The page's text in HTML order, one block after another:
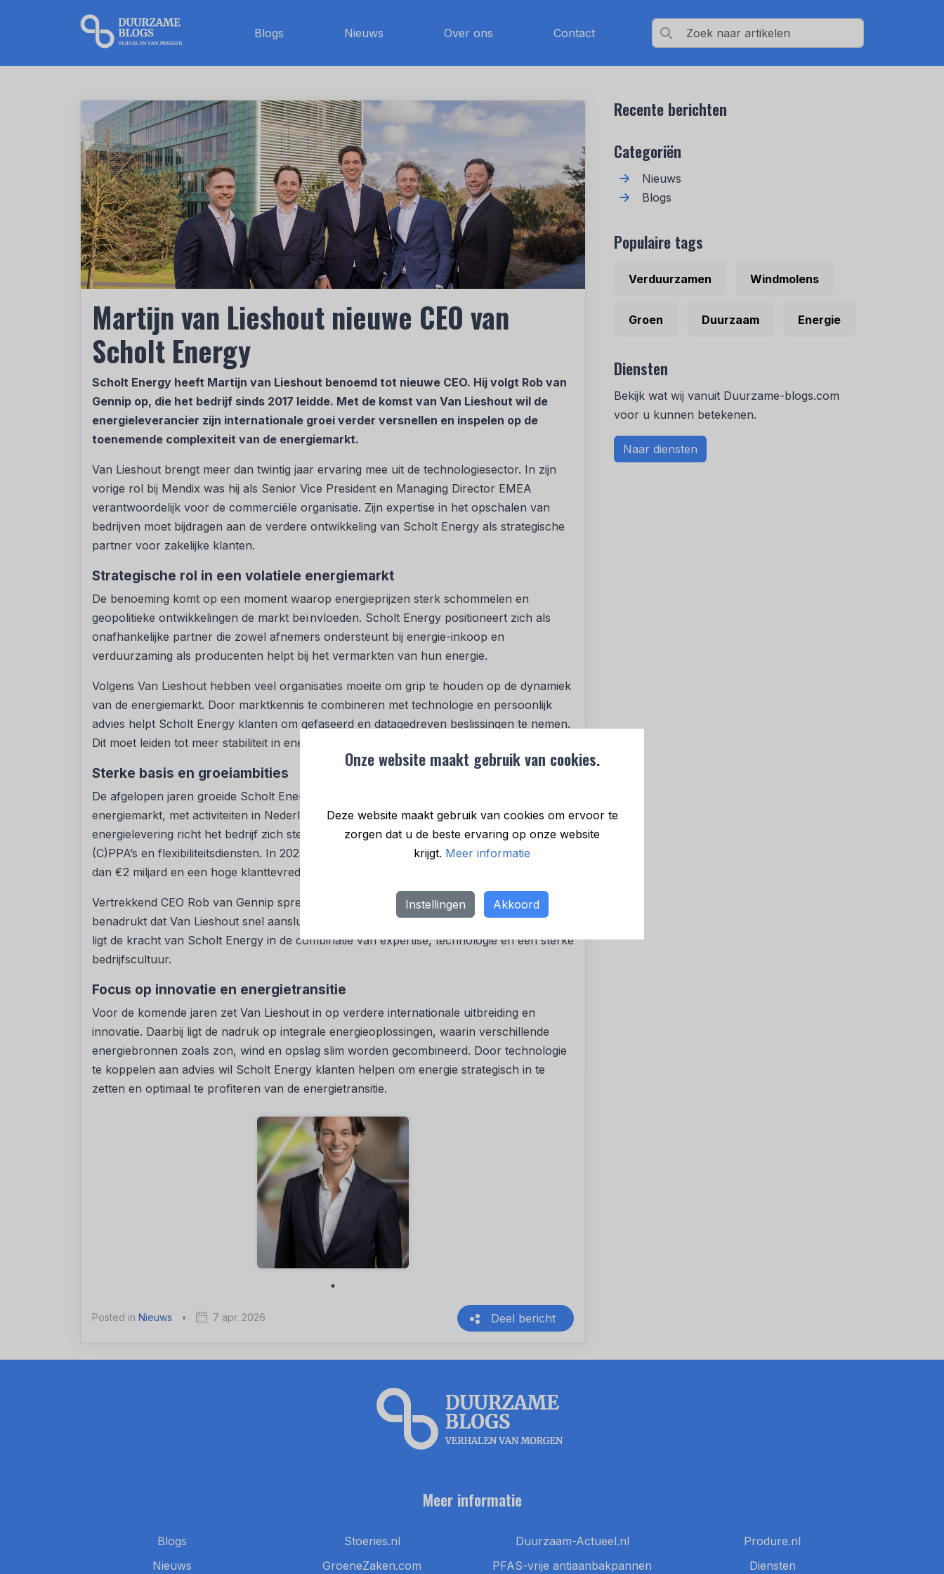
Onze website maakt gebruik van cookies.
Deze website maakt gebruik van cookies om ervoor te
zorgen dat u de beste ervaring op onze website
krijgt. Meer informatie
Instellingen Akkoord
Blogs Nieuws Over ons Contact
Martijn van Lieshout nieuwe CEO van
Scholt Energy
Scholt Energy heeft Martijn van Lieshout benoemd tot nieuwe CEO. Hij volgt Rob van
Gennip op, die het bedrijf sinds 2017 leidde. Met de komst van Van Lieshout wil de
energieleverancier zijn internationale groei verder versnellen en inspelen op de
toenemende complexiteit van de energiemarkt.
Van Lieshout brengt meer dan twintig jaar ervaring mee uit de technologiesector. In zijn
vorige rol bij Mendix was hij als Senior Vice President en Managing Director EMEA
verantwoordelijk voor de commerciële organisatie. Zijn expertise in het opschalen van
bedrijven moet bijdragen aan de verdere ontwikkeling van Scholt Energy als strategische
partner voor zakelijke klanten.
Strategische rol in een volatiele energiemarkt
De benoeming komt op een moment waarop energieprijzen sterk schommelen en
geopolitieke ontwikkelingen de markt beïnvloeden. Scholt Energy positioneert zich als
onafhankelijke partner die zowel afnemers ondersteunt bij energie-inkoop en
verduurzaming als producenten helpt bij het vermarkten van hun energie.
Volgens Van Lieshout hebben veel organisaties moeite om grip te houden op de dynamiek
van de energiemarkt. Door marktkennis te combineren met technologie en persoonlijk
advies helpt Scholt Energy klanten om gefaseerd en datagedreven beslissingen te nemen.
Dit moet leiden tot meer stabiliteit in energiekosten, juist in onzekere tijden.
Sterke basis en groeiambities
De afgelopen jaren groeide Scholt Energy uit tot een belangrijke speler in de zakelijke
energiemarkt, met activiteiten in Nederland, België, Duitsland en Oostenrijk. Naast
energielevering richt het bedrijf zich steeds meer op duurzame oplossingen, zoals
(C)PPA’s en flexibiliteitsdiensten. In 2025 realiseerde de organisatie een omzet van meer
dan €2 miljard en een hoge klanttevredenheid.
Vertrekkend CEO Rob van Gennip spreekt zijn vertrouwen uit in zijn opvolger en
benadrukt dat Van Lieshout snel aansluiting vindt bij de organisatie. Volgens Van Lieshout
ligt de kracht van Scholt Energy in de combinatie van expertise, technologie en een sterke
bedrijfscultuur.
Focus op innovatie en energietransitie
Voor de komende jaren zet Van Lieshout in op verdere internationale uitbreiding en
innovatie. Daarbij ligt de nadruk op integrale energieoplossingen, waarin verschillende
energiebronnen zoals zon, wind en opslag slim worden gecombineerd. Door technologie
te koppelen aan advies wil Scholt Energy klanten helpen om energie strategisch in te
zetten en optimaal te profiteren van de energietransitie.
Posted in Nieuws • 7 apr. 2026 Deel bericht
Recente berichten
Categoriën
Nieuws
Blogs
Populaire tags
Verduurzamen Windmolens
Groen Duurzaam Energie
Diensten
Bekijk wat wij vanuit Duurzame-blogs.com
voor u kunnen betekenen.
Naar diensten
Meer informatie
Blogs
Nieuws
Stoeries.nl
GroeneZaken.com
Duurzaam-Actueel.nl
PFAS-vrije antiaanbakpannen
Produre.nl
Diensten